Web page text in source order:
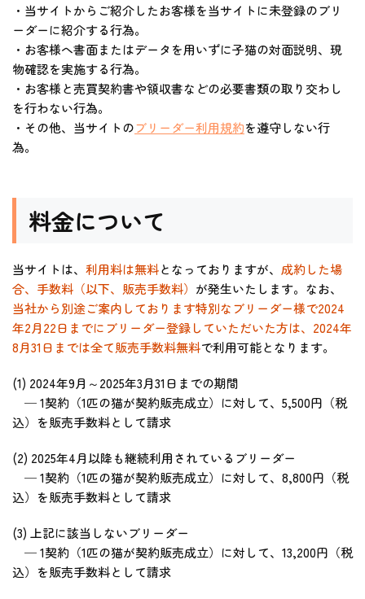
・当サイトからご紹介したお客様を当サイトに未登録のブリ
ーダーに紹介する行為。
・お客様へ書面またはデータを用いずに子猫の対面説明、現
物確認を実施する行為。
・お客様と売買契約書や領収書などの必要書類の取り交わし
を行わない行為。
・その他、当サイトのブリーダー利用規約を遵守しない行
為。
料金について
当サイトは、 利用料は無料となっておりますが、 成約した場
合、手数料（以下、販売手数料） が発生いたします。なお、
当社から別途ご案内しております特別なブリーダー様で2024
年2月22日までにブリーダー登録していただいた方は、2024年
8月31日までは全て販売手数料無料で利用可能となります。
(1) 2024年9月～2025年3月31日までの期間
─ 1契約（1匹の猫が契約販売成立）に対して、5,500円（税
込）を販売手数料として請求
(2) 2025年4月以降も継続利用されているブリーダー
─ 1契約（1匹の猫が契約販売成立）に対して、8,800円（税
込）を販売手数料として請求
(3) 上記に該当しないブリーダー
─ 1契約（1匹の猫が契約販売成立）に対して、13,200円（税
込）を販売手数料として請求